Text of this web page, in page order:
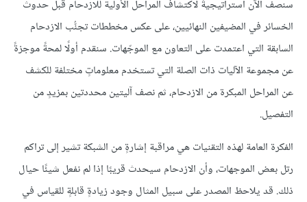
سنصف الآن استراتيجيةً لاكتشاف المراحل الأولية للازدحام قبل حدوث
الخسائر في المضيفين النهائيين، على عكس مخططات تجنُّب الازدحام
السابقة التي اعتمدت على التعاون مع الموجّهات. سنقدم أولًا لمحةً موجزةً
عن مجموعة الآليات ذات الصلة التي تستخدم معلوماتٍ مختلفة للكشف
عن المراحل المبكرة من الازدحام، ثم نصف آليتين محددتين بمزيدٍ من
التفصيل.
الفكرة العامة لهذه التقنيات هي مراقبة إشارةٍ من الشبكة تشير إلى تراكم
رتل بعض الموجهات، وأن الازدحام سيحدث قريبًا إذا لم نفعل شيئًا حيال
ذلك. قد يلاحظ المصدر على سبيل المثال وجود زيادةٍ قابلةٍ للقياس في